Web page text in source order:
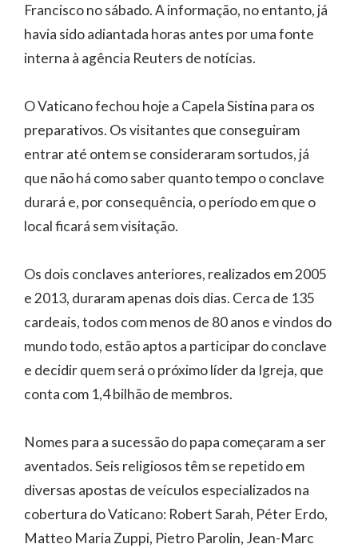
Francisco no sábado. A informação, no entanto, já
havia sido adiantada horas antes por uma fonte
interna à agência Reuters de notícias.
O Vaticano fechou hoje a Capela Sistina para os
preparativos. Os visitantes que conseguiram
entrar até ontem se consideraram sortudos, já
que não há como saber quanto tempo o conclave
durará e, por consequência, o período em que o
local ficará sem visitação.
Os dois conclaves anteriores, realizados em 2005
e 2013, duraram apenas dois dias. Cerca de 135
cardeais, todos com menos de 80 anos e vindos do
mundo todo, estão aptos a participar do conclave
e decidir quem será o próximo líder da Igreja, que
conta com 1,4 bilhão de membros.
Nomes para a sucessão do papa começaram a ser
aventados. Seis religiosos têm se repetido em
diversas apostas de veículos especializados na
cobertura do Vaticano: Robert Sarah, Péter Erdo,
Matteo Maria Zuppi, Pietro Parolin, Jean-Marc